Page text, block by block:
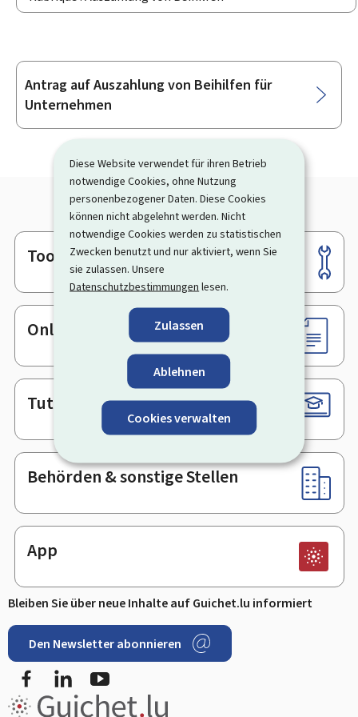
Diese Website verwendet für ihren Betrieb
notwendige Cookies, ohne Nutzung
personenbezogener Daten. Diese Cookies
können nicht abgelehnt werden. Nicht
notwendige Cookies werden zu statistischen
Zwecken benutzt und nur aktiviert, wenn Sie
sie zulassen. Unsere
Datenschutzbestimmungen lesen.
Zulassen
Ablehnen
Cookies verwalten
Unterrubriken
Antrag auf Auszahlung von Beihilfen für
Unternehmen
Footer
Tools
Online-Dienste & Formulare
Tutorials
Behörden & sonstige Stellen
App
Bleiben Sie über neue Inhalte auf Guichet.lu informiert
Den Newsletter abonnieren
FacebookLinkedIn